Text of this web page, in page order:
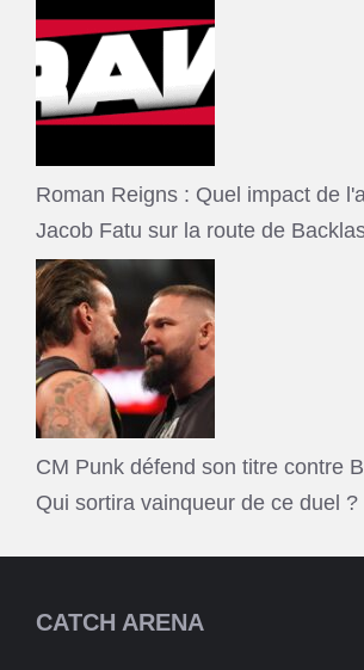
Roman Reigns : Quel impact de
Jacob Fatu sur la route de
CM Punk défend son titre contre
Qui sortira vainqueur de ce duel ?
CATCH ARENA